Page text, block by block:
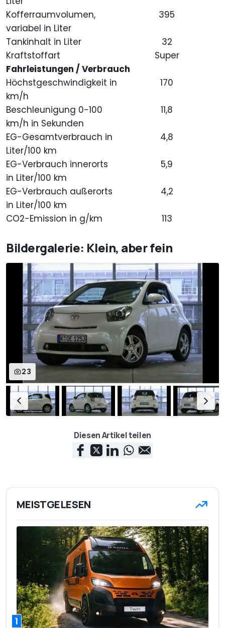
Kofferraumvolumen,
variabel in Liter
395
Tankinhalt in Liter
32
Kraftstoffart
Super
Fahrleistungen / Verbrauch
Höchstgeschwindigkeit in
km/h
170
Beschleunigung 0-100
km/h in Sekunden
11,8
EG-Gesamtverbrauch in
Liter/100 km
4,8
EG-Verbrauch innerorts
in Liter/100 km
5,9
EG-Verbrauch außerorts
in Liter/100 km
4,2
CO2-Emission in g/km 113
Bildergalerie: Klein, aber fein
23
Diesen Artikel teilen
MEISTGELESEN
1